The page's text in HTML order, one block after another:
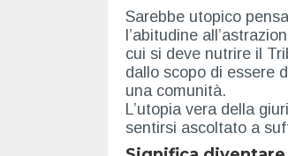
Sarebbe utopico
l’abitudine
cui si deve nutrire il
dallo scopo di essere
una comunità.
L’utopia vera della
sentirsi ascoltato a